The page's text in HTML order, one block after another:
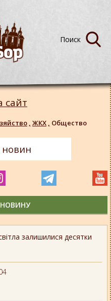
залишилися десятки
сайт
, ЖКХ , Общество
новин